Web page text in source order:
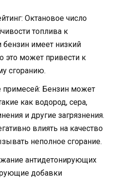
Октановое число
топлива к
имеет низкий
это может привести к
сгоранию.
примесей: Бензин может
как водород, сера,
и другие загрязнения.
влиять на качество
неполное сгорание.
антидетонирующих
добавки